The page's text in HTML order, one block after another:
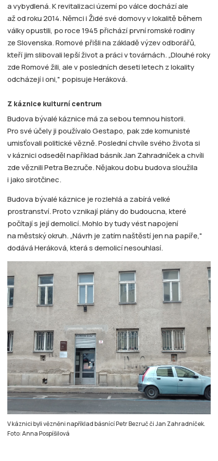
a vybydlená. K revitalizaci území po válce dochází ale
až od roku 2014. Němci i Židé své domovy v lokalitě během
války opustili, po roce 1945 přichází první romské rodiny
ze Slovenska. Romové přišli na základě výzev odborářů,
kteří jim slibovali lepší život a práci v továrnách. „Dlouhé roky
zde Romové žili, ale v posledních deseti letech z lokality
odcházejí i oni," popisuje Heráková.
Z káznice kulturní centrum
Budova bývalé káznice má za sebou temnou historii.
Pro své účely ji používalo Gestapo, pak zde komunisté
umisťovali politické vězně. Poslední chvíle svého života si
v káznici odseděl například básník Jan Zahradníček a chvíli
zde věznili Petra Bezruče. Nějakou dobu budova sloužila
i jako sirotčinec.
Budova bývalé káznice je rozlehlá a zabírá velké
prostranství. Proto vznikají plány do budoucna, které
počítají s její demolicí. Mohlo by tudy vést napojení
na městský okruh. „Návrh je zatím naštěstí jen na papíře,"
dodává Heráková, která s demolicí nesouhlasí.
V káznici byli vězněni například básnící Petr Bezruč či Jan Zahradníček.
Foto: Anna Pospíšilová